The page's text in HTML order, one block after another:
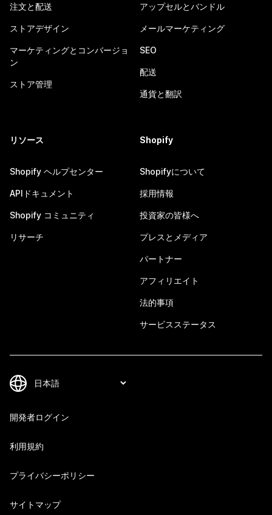
注文と配送
ストアデザイン
マーケティングとコンバージョ
ン
ストア管理
アップセルとバンドル
メールマーケティング
SEO
配送
通貨と翻訳
リソース
Shopify ヘルプセンター
APIドキュメント
Shopify コミュニティ
リサーチ
Shopify
Shopifyについて
採用情報
投資家の皆様へ
プレスとメディア
パートナー
アフィリエイト
法的事項
サービスステータス
開発者ログイン
利用規約
プライバシーポリシー
サイトマップ